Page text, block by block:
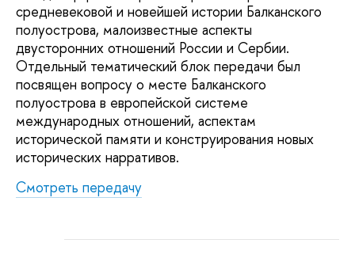
средневековой и новейшей истории Балканского
полуострова, малоизвестные аспекты
двусторонних отношений России и Сербии.
Отдельный тематический блок передачи был
посвящен вопросу о месте Балканского
полуострова в европейской системе
международных отношений, аспектам
исторической памяти и конструирования новых
исторических нарративов.
Смотреть передачу